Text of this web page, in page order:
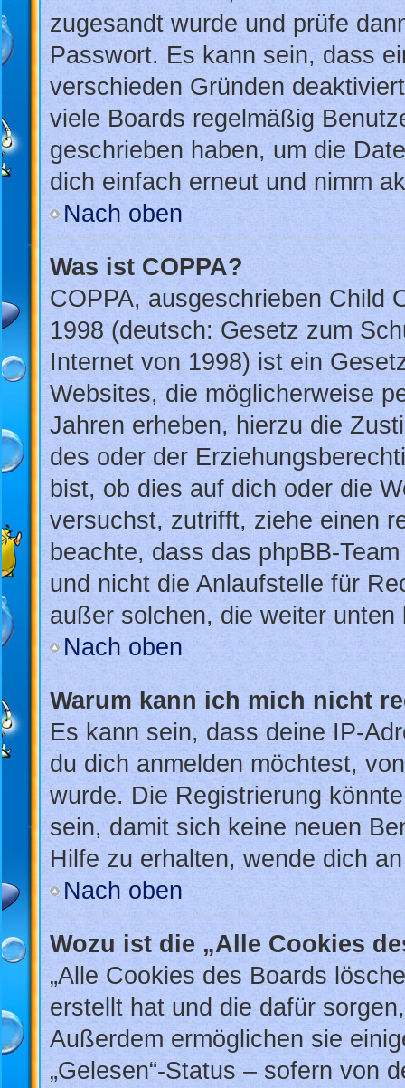
zugesandt wurde und prüfe
Passwort. Es kann sein, dass
verschieden Gründen
viele Boards regelmäßig
geschrieben haben, um die
dich einfach erneut und nimm
Nach oben
Was ist COPPA?
COPPA, ausgeschrieben Child
1998 (deutsch: Gesetz zum
Internet von 1998) ist ein
Websites, die möglicherweise
Jahren erheben, hierzu die
des oder der
bist, ob dies auf dich oder die
versuchst, zutrifft, ziehe einen
beachte, dass das phpBB-
und nicht die Anlaufstelle für
außer solchen, die weiter unten
Nach oben
Warum kann ich mich nicht
Es kann sein, dass deine IP-
du dich anmelden möchtest,
wurde. Die Registrierung
sein, damit sich keine neuen
Hilfe zu erhalten, wende dich
Nach oben
Wozu ist die „Alle Cookies
„Alle Cookies des Boards
erstellt hat und die dafür
Außerdem ermöglichen sie
„Gelesen“-Status – sofern von